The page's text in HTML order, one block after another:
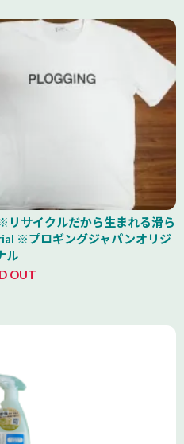
リサイクルだから生まれる滑ら
※プロギングジャパンオリジ
ル
OUT